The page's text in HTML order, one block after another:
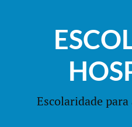
Escolaridade